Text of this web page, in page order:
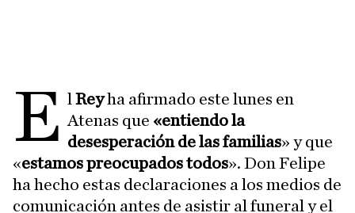
E l Reyha afirmado este lunes en
Atenas que «entiendo la
desesperación de las familias» y que
«estamos preocupados todos». Don Felipe
ha hecho estas declaraciones a los medios de
comunicación antes de asistir al funeral y el